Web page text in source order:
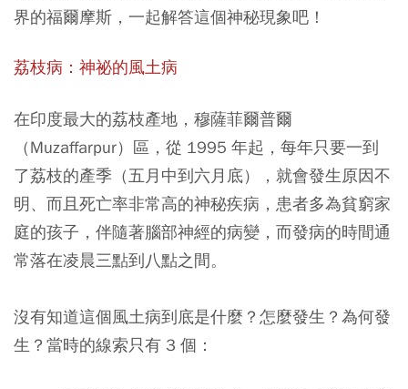
界的福爾摩斯，一起解答這個神秘現象吧！
荔枝病：神祕的風土病
在印度最大的荔枝產地，穆薩菲爾普爾
（Muzaffarpur）區，從 1995 年起，每年只要一到
了荔枝的產季（五月中到六月底），就會發生原因不
明、而且死亡率非常高的神秘疾病，患者多為貧窮家
庭的孩子，伴隨著腦部神經的病變，而發病的時間通
常落在凌晨三點到八點之間。
沒有知道這個風土病到底是什麼？怎麼發生？為何發
生？當時的線索只有 3 個：